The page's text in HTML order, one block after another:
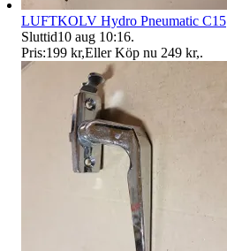
LUFTKOLV Hydro Pneumatic C15
Sluttid10 aug 10:16.
Pris:199 kr,Eller Köp nu 249 kr,.